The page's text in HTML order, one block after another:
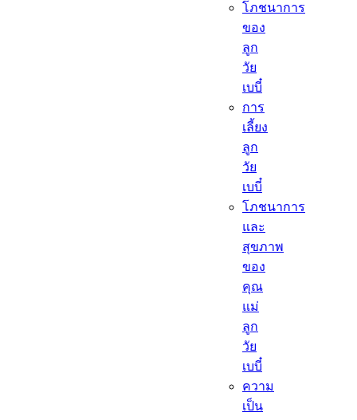
โภชนาการ
ของ
ลูก
วัย
เบบี๋
การ
เลี้ยง
ลูก
วัย
เบบี๋
โภชนาการ
และ
สุขภาพ
ของ
คุณ
แม่
ลูก
วัย
เบบี๋
ความ
เป็น